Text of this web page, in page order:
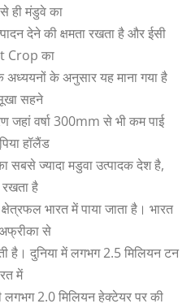
ही मंडुवे का
देने की क्षमता रखता है और ईसी
Crop का
अध्ययनों के अनुसार यह माना गया है
सहने
जहां वर्षा 300mm से भी कम पाई
हॉलैंड
सबसे ज्यादा मडुवा उत्पादक देश है,
रखता है
भारत में पाया जाता है। भारत
से
है। दुनिया में लगभग 2.5 मिलियन टन
में
2.0 मिलियन हेक्टेयर पर की